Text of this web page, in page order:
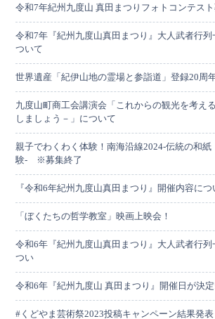
令和7年紀州九度山 真田まつりフォトコンテス
令和7年『紀州九度山真田まつり』大人武者行列
ついて
世界遺産「紀伊山地の霊場と参詣道」登録20周
九度山町商工会講演会「これからの観光を考え
しましょう－」について
親子でわくわく体験！南海沿線2024-伝統の和
験- ※募集終了
『令和6年紀州九度山真田まつり』開催内容につ
「ぼくたちの哲学教室」映画上映会！
令和6年『紀州九度山真田まつり』大人武者行列
つい
令和6年『紀州九度山 真田まつり』開催日が決
#くどやま芸術祭2023投稿キャンペーン結果発表